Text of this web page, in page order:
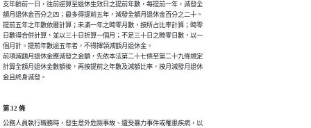
支年齡前一日，往前逆算至退休生效日之提前年數，每提前一年，減發全
額月退休金百分之四；最多得提前五年，減發全額月退休金百分之二十。
提前五年之年數依曆計算；未滿一年之畸零月數，按所占比率計算；畸零
日數得合併計算，並以三十日折算一個月；不足三十日之畸零日數，以一
個月計。提前年數逾五年者，不得擇領減額月退休金。
前項減額月退休金應減發之金額，先依本法第二十七條至第二十九條規定
計算全額月退休金數額後，再按提前之年數及減額比率，按月減發月退休
金且終身減發。
第 32 條
公務人員執行職務時，發生意外危險事故、遭受暴力事件或罹患疾病，以